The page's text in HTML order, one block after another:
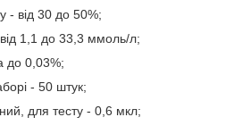
- від 30 до 50%;
1,1 до 33,3 ммоль/л;
до 0,03%;
- 50 штук;
для тесту - 0,6 мкл;